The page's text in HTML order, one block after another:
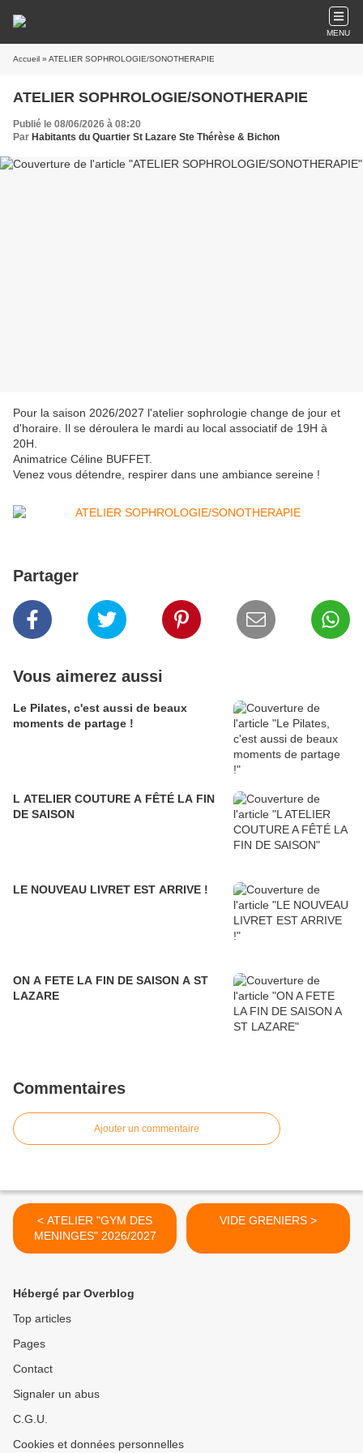
MENU
Accueil » ATELIER SOPHROLOGIE/SONOTHERAPIE
ATELIER SOPHROLOGIE/SONOTHERAPIE
Publié le 08/06/2026 à 08:20
Par Habitants du Quartier St Lazare Ste Thérèse & Bichon
Pour la saison 2026/2027 l'atelier sophrologie change de jour et
d'horaire. Il se déroulera le mardi au local associatif de 19H à
20H.
Animatrice Céline BUFFET.
Venez vous détendre, respirer dans une ambiance sereine !
Partager
Vous aimerez aussi
Le Pilates, c'est aussi de beaux
moments de partage !
L ATELIER COUTURE A FÊTÉ LA FIN
DE SAISON
LE NOUVEAU LIVRET EST ARRIVE !
ON A FETE LA FIN DE SAISON A ST
LAZARE
Commentaires
Ajouter un commentaire
< ATELIER "GYM DES
MENINGES" 2026/2027
VIDE GRENIERS >
Hébergé par Overblog
Top articles
Pages
Contact
Signaler un abus
C.G.U.
Cookies et données personnelles